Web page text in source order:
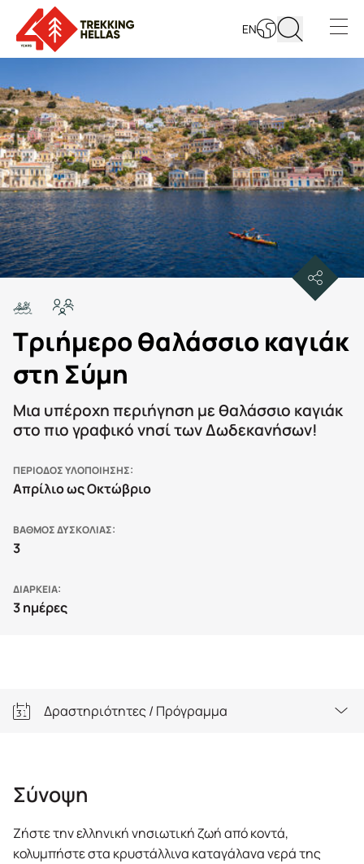
EN
Open
Τριήμερο θαλάσσιο καγιάκ
στη Σύμη
Mια υπέροχη περιήγηση με θαλάσσιο καγιάκ
στο πιο γραφικό νησί των Δωδεκανήσων!
ΠΕΡΙΟΔΟΣ ΥΛΟΠΟΙΗΣΗΣ
Απρίλιο ως Οκτώβριο
ΒΑΘΜΟΣ ΔΥΣΚΟΛΙΑΣ
3
ΔΙΑΡΚΕΙΑ
3 ημέρες
Δραστηριότητες / Πρόγραμμα
Δραστηριότητες / Πρόγραμμα
Σημαντικές Πληροφορίες
Σύνοψη
Ζήστε την ελληνική νησιωτική ζωή από κοντά,
κολυμπήστε στα κρυστάλλινα καταγάλανα νερά της